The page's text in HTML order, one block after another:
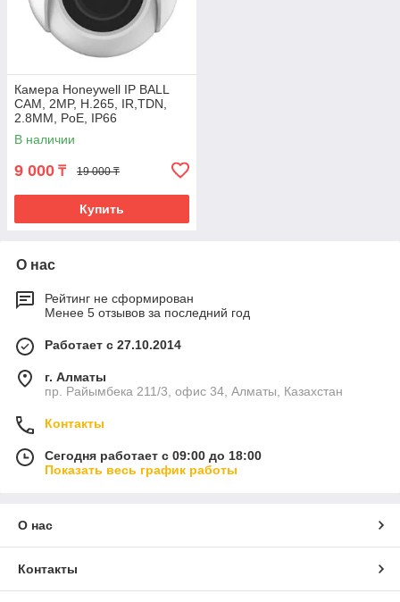
Камера Honeywell IP BALL
CAM, 2MP, H.265, IR,TDN,
2.8MM, PoE, IP66
В наличии
9 000 ₸ 19 000 ₸
Купить
О нас
Рейтинг не сформирован
Менее 5 отзывов за последний год
Работает с 27.10.2014
г. Алматы
пр. Райымбека 211/3, офис 34, Алматы, Казахстан
Контакты
Сегодня работает с 09:00 до 18:00
Показать весь график работы
О нас
Контакты